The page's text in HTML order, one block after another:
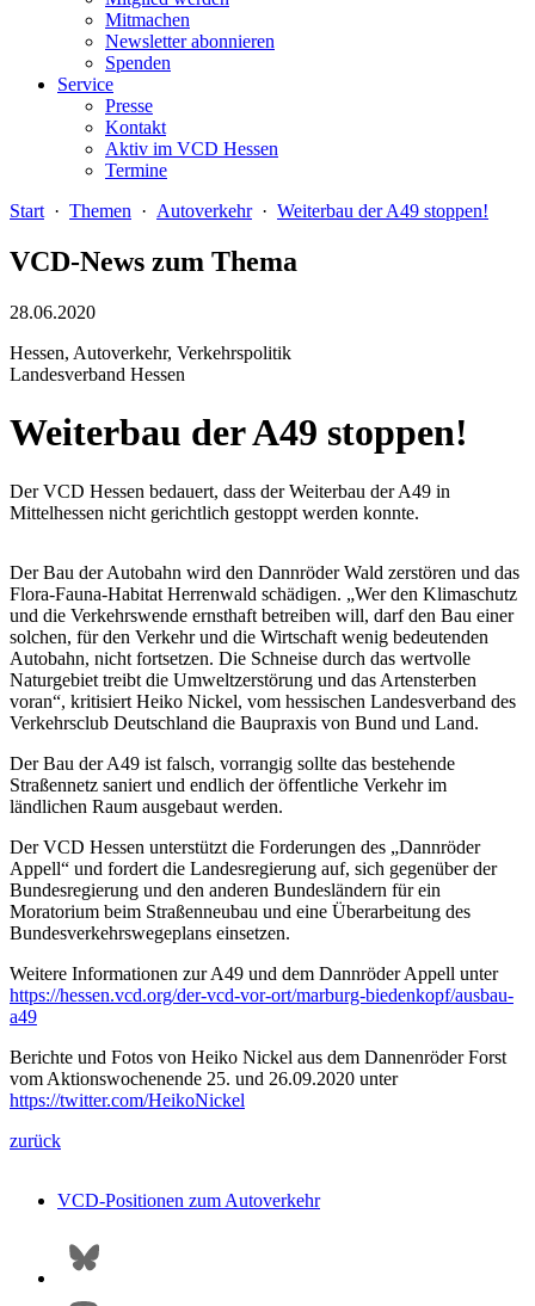
Mitmachen
Newsletter abonnieren
Spenden
Service
Presse
Kontakt
Aktiv im VCD Hessen
Termine
Start · Themen · Autoverkehr· Weiterbau der A49 stoppen!
VCD-News zum Thema
28.06.2020
Hessen, Autoverkehr, Verkehrspolitik
Landesverband Hessen
Weiterbau der A49 stoppen!
Der VCD Hessen bedauert, dass der Weiterbau der A49 in
Mittelhessen nicht gerichtlich gestoppt werden konnte.
Der Bau der Autobahn wird den Dannröder Wald zerstören und das
Flora-Fauna-Habitat Herrenwald schädigen. „Wer den Klimaschutz
und die Verkehrswende ernsthaft betreiben will, darf den Bau einer
solchen, für den Verkehr und die Wirtschaft wenig bedeutenden
Autobahn, nicht fortsetzen. Die Schneise durch das wertvolle
Naturgebiet treibt die Umweltzerstörung und das Artensterben
voran“, kritisiert Heiko Nickel, vom hessischen Landesverband des
Verkehrsclub Deutschland die Baupraxis von Bund und Land.
Der Bau der A49 ist falsch, vorrangig sollte das bestehende
Straßennetz saniert und endlich der öffentliche Verkehr im
ländlichen Raum ausgebaut werden.
Der VCD Hessen unterstützt die Forderungen des „Dannröder
Appell“ und fordert die Landesregierung auf, sich gegenüber der
Bundesregierung und den anderen Bundesländern für ein
Moratorium beim Straßenneubau und eine Überarbeitung des
Bundesverkehrswegeplans einsetzen.
Weitere Informationen zur A49 und dem Dannröder Appell unter
https://hessen.vcd.org/der-vcd-vor-ort/marburg-biedenkopf/ausbau-
a49
Berichte und Fotos von Heiko Nickel aus dem Dannenröder Forst
vom Aktionswochenende 25. und 26.09.2020 unter
https://twitter.com/HeikoNickel
zurück
VCD-Positionen zum Autoverkehr